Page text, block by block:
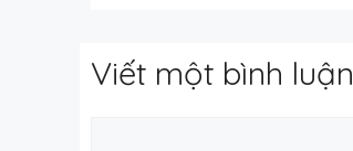
Viết một bình luận